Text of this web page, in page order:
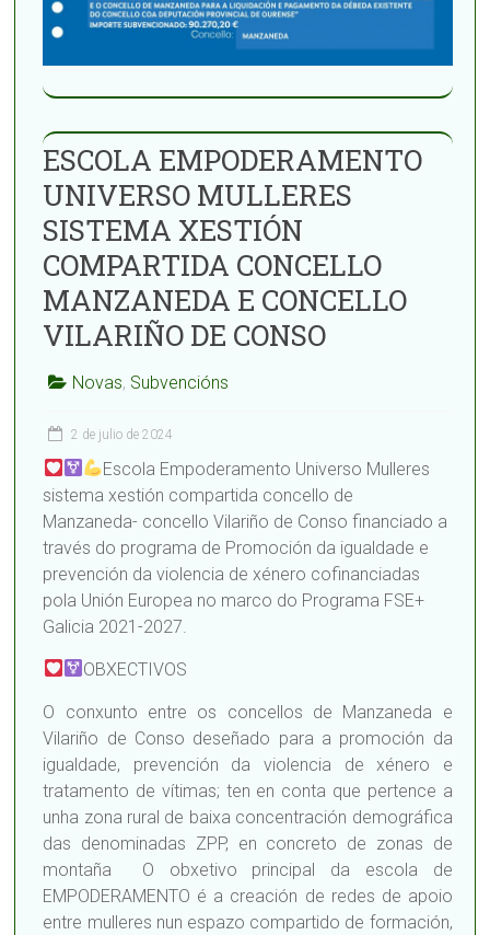
ESCOLA EMPODERAMENTO
UNIVERSO MULLERES
SISTEMA XESTIÓN
COMPARTIDA CONCELLO
MANZANEDA E CONCELLO
VILARIÑO DE CONSO
Novas, Subvencións
2 de julio de 2024
Escola Empoderamento Universo Mulleres
sistema xestión compartida concello de
Manzaneda- concello Vilariño de Conso financiado a
través do programa de Promoción da igualdade e
prevención da violencia de xénero cofinanciadas
pola Unión Europea no marco do Programa FSE+
Galicia 2021-2027.
OBXECTIVOS
O conxunto entre os concellos de Manzaneda e
Vilariño de Conso deseñado para a promoción da
igualdade, prevención da violencia de xénero e
tratamento de vítimas; ten en conta que pertence a
unha zona rural de baixa concentración demográfica
das denominadas ZPP, en concreto de zonas de
montaña O obxetivo principal da escola de
EMPODERAMENTO é a creación de redes de apoio
entre mulleres nun espazo compartido de formación,